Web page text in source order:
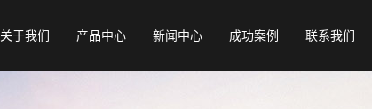
关于我们 产品中心 新闻中心 成功案例 联系我们